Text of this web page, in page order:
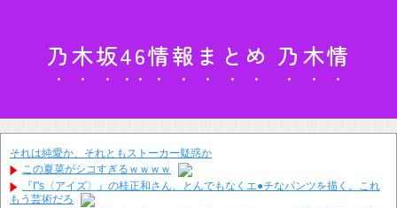
乃木坂46情報まとめ 乃木情
それは純愛か、それともストーカー疑惑か
この夏菜がシコすぎるｗｗｗｗ
『I"s〈アイズ〉』の桂正和さん、とんでもなくエ●チなパンツを描く。これ
もう芸術だろ